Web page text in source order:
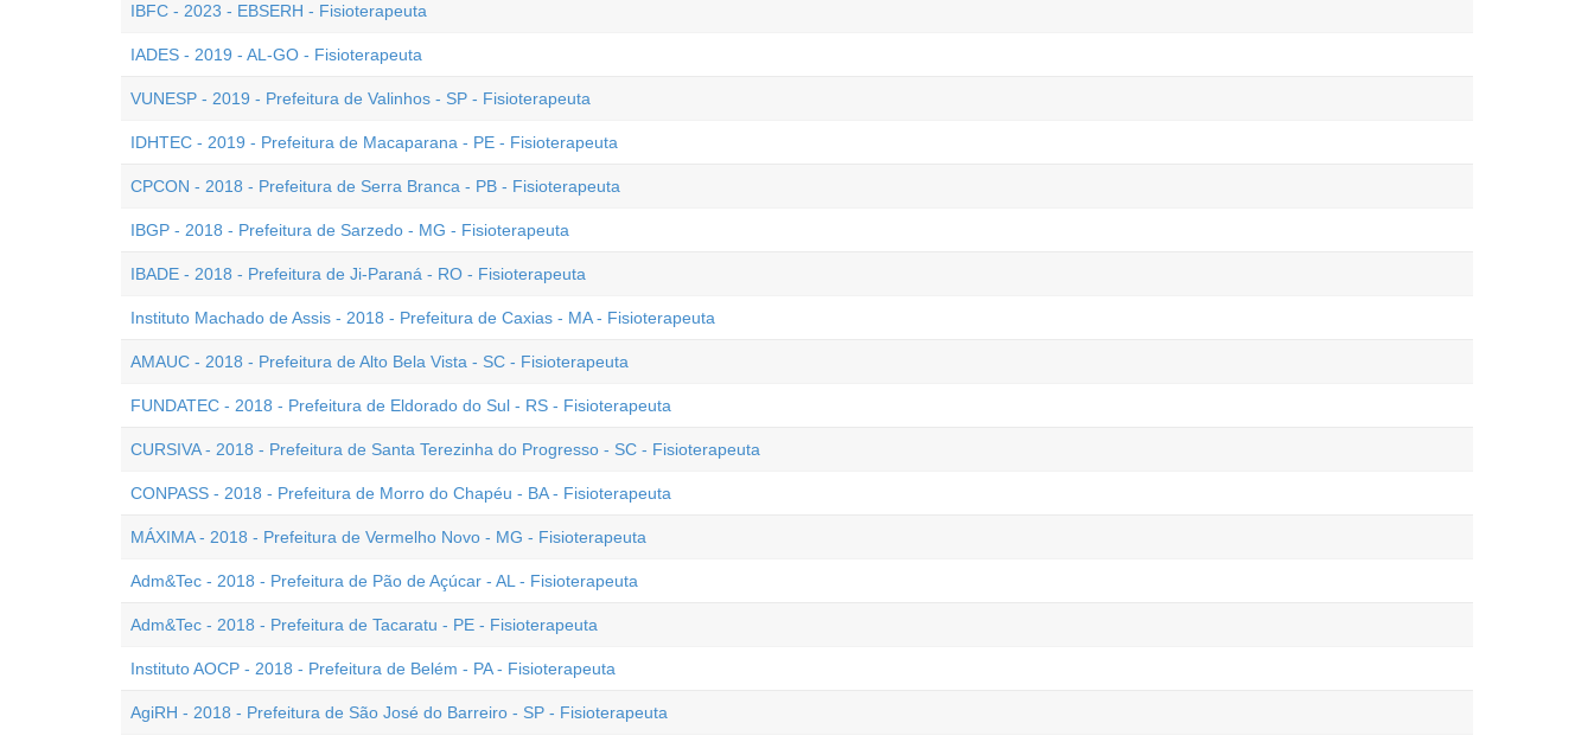
IBFC - 2023 - EBSERH - Fisioterapeuta
IADES - 2019 - AL-GO - Fisioterapeuta
VUNESP - 2019 - Prefeitura de Valinhos - SP - Fisioterapeuta
IDHTEC - 2019 - Prefeitura de Macaparana - PE - Fisioterapeuta
CPCON - 2018 - Prefeitura de Serra Branca - PB - Fisioterapeuta
IBGP - 2018 - Prefeitura de Sarzedo - MG - Fisioterapeuta
IBADE - 2018 - Prefeitura de Ji-Paraná - RO - Fisioterapeuta
Instituto Machado de Assis - 2018 - Prefeitura de Caxias - MA - Fisioterapeuta
AMAUC - 2018 - Prefeitura de Alto Bela Vista - SC - Fisioterapeuta
FUNDATEC - 2018 - Prefeitura de Eldorado do Sul - RS - Fisioterapeuta
CURSIVA - 2018 - Prefeitura de Santa Terezinha do Progresso - SC - Fisioterapeuta
CONPASS - 2018 - Prefeitura de Morro do Chapéu - BA - Fisioterapeuta
MÁXIMA - 2018 - Prefeitura de Vermelho Novo - MG - Fisioterapeuta
Adm&Tec - 2018 - Prefeitura de Pão de Açúcar - AL - Fisioterapeuta
Adm&Tec - 2018 - Prefeitura de Tacaratu - PE - Fisioterapeuta
Instituto AOCP - 2018 - Prefeitura de Belém - PA - Fisioterapeuta
AgiRH - 2018 - Prefeitura de São José do Barreiro - SP - Fisioterapeuta